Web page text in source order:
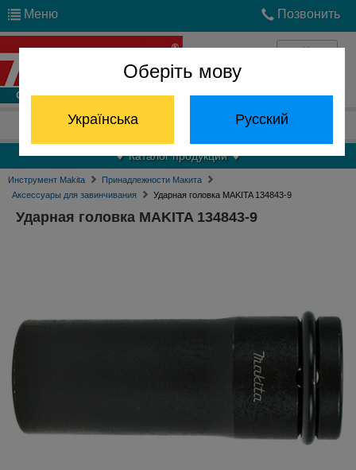
Оберіть мову
Українська Русский
Меню Позвонить
Войти
Отдел запчастей: (068) 824-24-24
Каталог продукции
Инструмент Makita
Принадлежности Макита
Аксессуары для завинчивания
Ударная головка MAKITA 134843-9
Ударная головка MAKITA 134843-9